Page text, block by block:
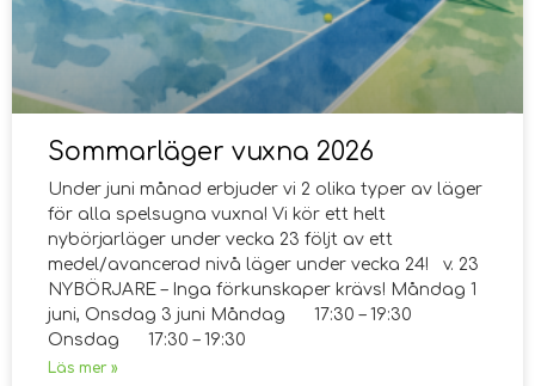
Sommarläger vuxna 2026
Under juni månad erbjuder vi 2 olika typer av läger
för alla spelsugna vuxna! Vi kör ett helt
nybörjarläger under vecka 23 följt av ett
medel/avancerad nivå läger under vecka 24! v. 23
NYBÖRJARE – Inga förkunskaper krävs! Måndag 1
juni, Onsdag 3 juni Måndag 17:30 – 19:30
Onsdag 17:30 – 19:30
Läs mer »